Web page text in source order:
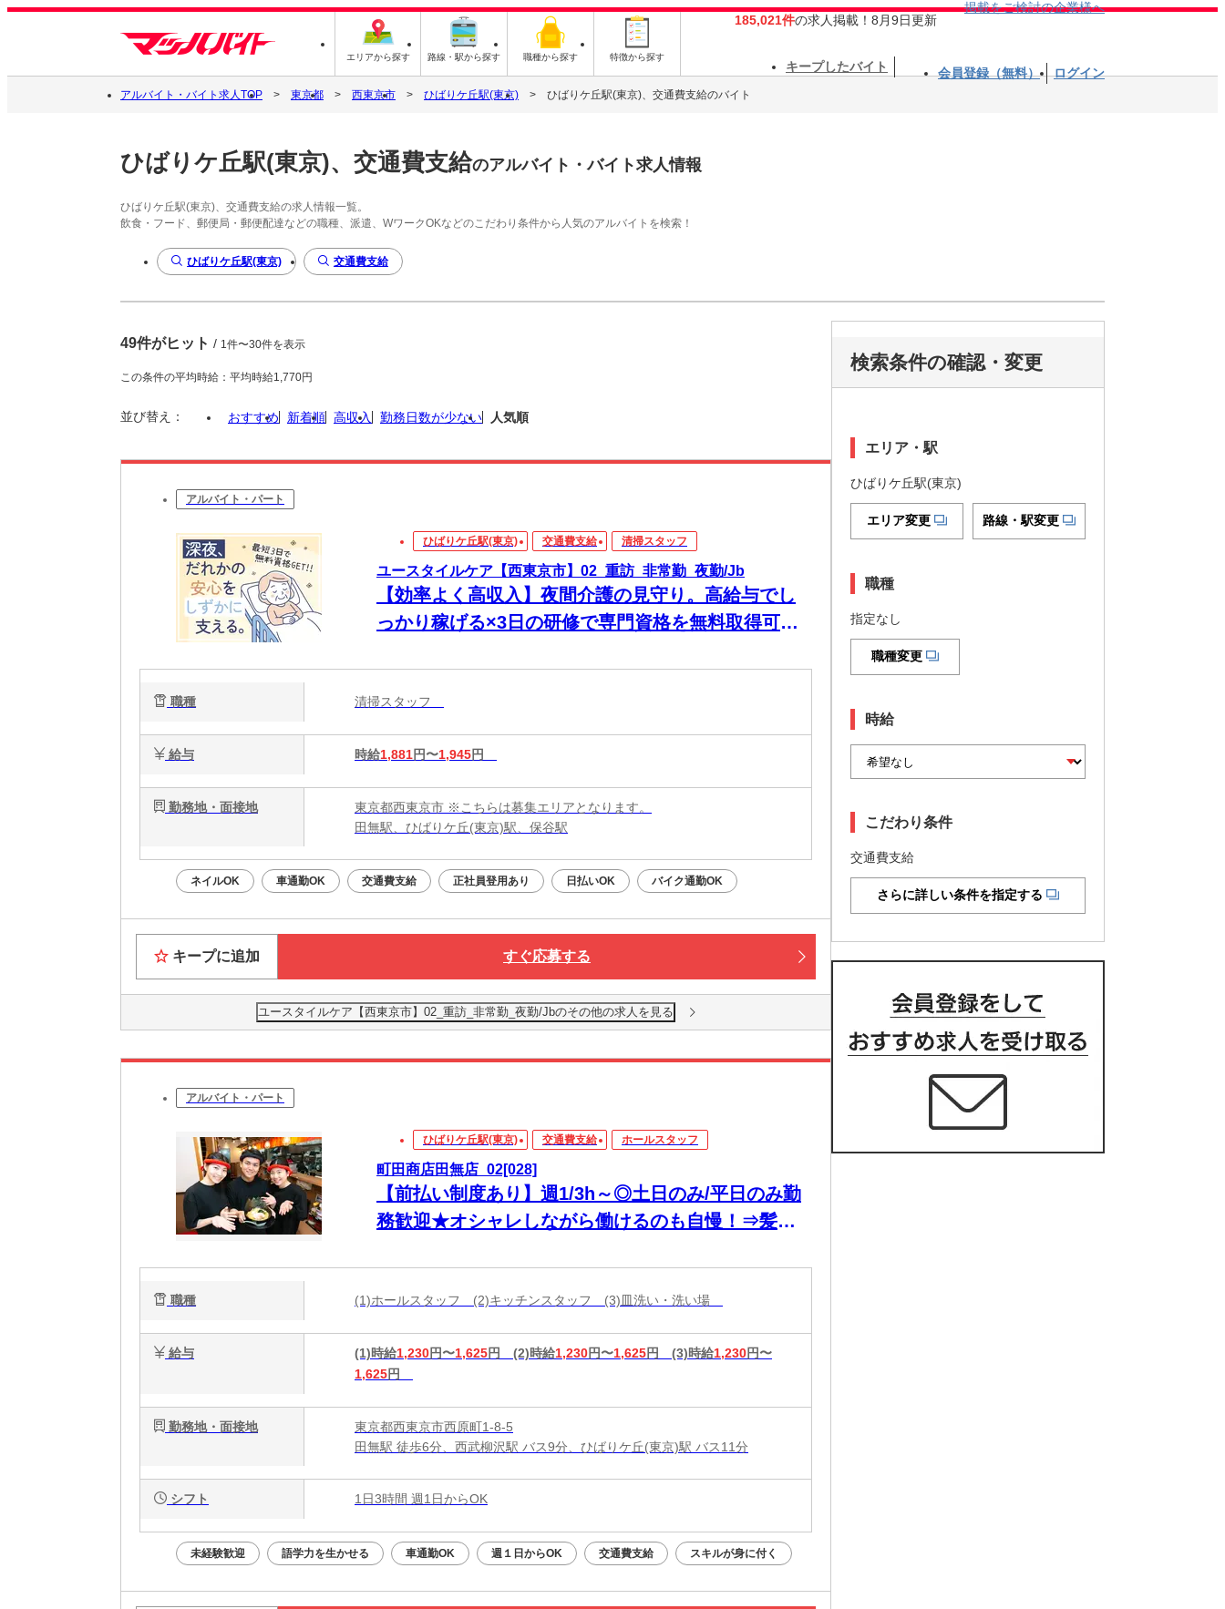
エリアから探す 路線・駅から探す 職種から探す 特徴から探す
185,021件の求人掲載！8月9日更新
掲載をご検討の企業様へ
キープしたバイト 会員登録（無料） ログイン
アルバイト・バイト求人TOP 東京都 西東京市 ひばりケ丘駅(東京) ひばりケ丘駅(東京)、交通費支給のバイト
ひばりケ丘駅(東京)、交通費支給のアルバイト・バイト求人情報
ひばりケ丘駅(東京)、交通費支給の求人情報一覧。
飲食・フード、郵便局・郵便配達などの職種、派遣、WワークOKなどのこだわり条件から人気のアルバイトを検索！
ひばりケ丘駅(東京) 交通費支給
49件がヒット / 1件〜30件を表示
この条件の平均時給：平均時給1,770円
並び替え： おすすめ 新着順 高収入 勤務日数が少ない 人気順
アルバイト・パート
ひばりケ丘駅(東京) 交通費支給 清掃スタッフ
ユースタイルケア【西東京市】02_重訪_非常勤_夜勤/Jb
【効率よく高収入】夜間介護の見守り。高給与でし
っかり稼げる×3日の研修で専門資格を無料取得可
職種 清掃スタッフ
給与 時給1,881円〜1,945円
勤務地・面接地
東京都西東京市 ※こちらは募集エリアとなります。
田無駅、ひばりケ丘(東京)駅、保谷駅
ネイルOK 車通勤OK 交通費支給 正社員登用あり 日払いOK バイク通勤OK
キープに追加 すぐ応募する
ユースタイルケア【西東京市】02_重訪_非常勤_夜勤/Jbのその他の求人を見る
アルバイト・パート
ひばりケ丘駅(東京) 交通費支給 ホールスタッフ
町田商店田無店_02[028]
【前払い制度あり】週1/3h～◎土日のみ/平日のみ勤
務歓迎★オシャレしながら働けるのも自慢！⇒髪色
職種 (1)ホールスタッフ (2)キッチンスタッフ (3)皿洗い・洗い場
給与 (1)時給1,230円〜1,625円 (2)時給1,230円〜1,625円 (3)時給1,230円〜
1,625円
勤務地・面接地
東京都西東京市西原町1-8-5
田無駅 徒歩6分、西武柳沢駅 バス9分、ひばりケ丘(東京)駅 バス11分
シフト 1日3時間 週1日からOK
未経験歓迎 語学力を生かせる 車通勤OK 週１日からOK 交通費支給 スキルが身に付く
検索条件の確認・変更
エリア・駅
ひばりケ丘駅(東京)
エリア変更 路線・駅変更
職種
指定なし
職種変更
時給
こだわり条件
交通費支給
さらに詳しい条件を指定する